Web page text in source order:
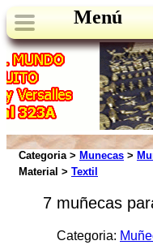
Menú
Categoria > Munecas >
Material > Textil
7 muñecas
Categoria: